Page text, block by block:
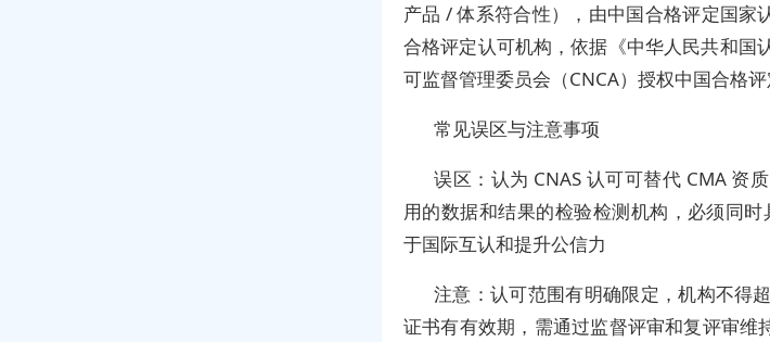
产品 / 体系符合性），由中国合格评定国家
合格评定认可机构，依据《中华人民共和国
可监督管理委员会（CNCA）授权中国合格
常见误区与注意事项
误区：认为 CNAS 认可可替代 CMA 资
用的数据和结果的检验检测机构，必须同时
于国际互认和提升公信力
注意：认可范围有明确限定，机构不得
证书有有效期，需通过监督评审和复评审维